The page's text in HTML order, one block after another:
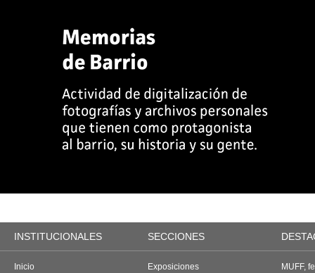
INSTITUCIONALES SECCIONES
Inicio
Exposiciones
MUFF,